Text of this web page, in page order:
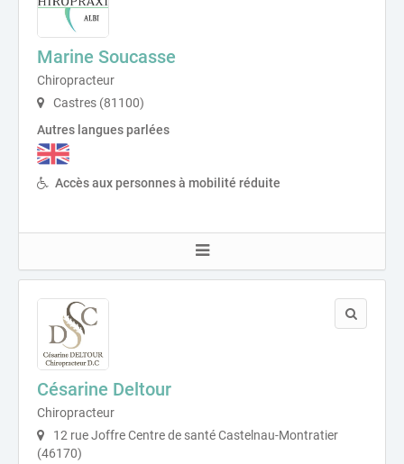
Marine Soucasse
Chiropracteur
Castres (81100)
Autres langues parlées
Accès aux personnes à mobilité réduite
Césarine Deltour
Chiropracteur
12 rue Joffre Centre de santé Castelnau-Montratier
(46170)